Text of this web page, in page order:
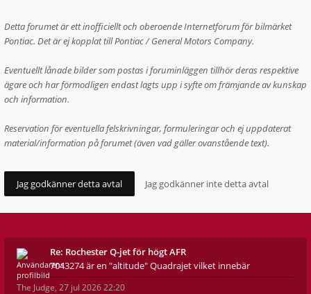
Detta forumet är ett inofficiellt och oberoende Internetforum för bilmärket
Pontiac. Det är ej kopplat till Pontiac / General Motors Company.
Eventuellt lånade bilder som postas i foruminläggen tillhör deras respektive
ägare och har förmodligen endast lagts upp i syfte om främjande av kunskap
och information.
Reservation för eventuella felskrivningar, formuleringar och ej uppdaterat
material/information på forumet (även vad gäller ovanstående text).
Re: Rochester Q-jet för högt AFR
7043274 är en "altitude" Quadrajet vilket innebär
The Judge, 27 jul 2026 22:20